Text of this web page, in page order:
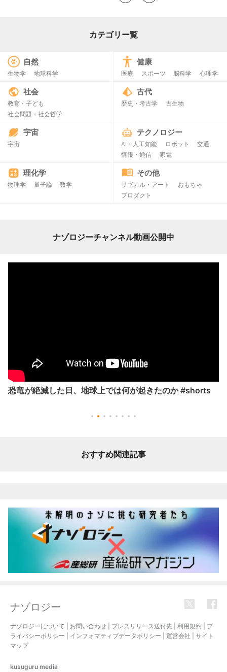
カテゴリー覧
自然
生物学 地球科学
健康
医療 スポーツ 脳科学 心理学
社会
教育・子ども
社会問題・社会哲学
古代
歴史・考古学 古生物
宇宙
宇宙
テクノロジー
AI・人工知能 ロボット
交通
情報・通信
家電
理化学
物理学 量子論 数学
その他
サブカル・アート
おもちゃ
プロダクト
ナゾロジーチャンネル動画公開中
恐竜が絶滅した日、地球上では何が起きたのか #shorts
おすすめ関連記事
ナゾロジー
ナゾロジーについて お問い合わせ プレスリリース送付先 利用規約
プ
ライバシーポリシー
インフォマティブデータポリシー 運営会社
サイト
マップ
kusuguru media